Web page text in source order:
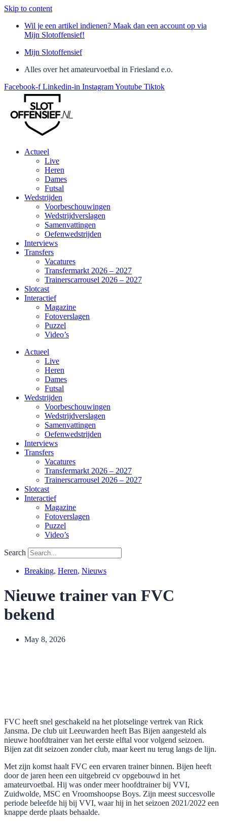
Skip to content
Wil je een artikel indienen? Maak dan een account op via
Mijn Slotoffensief!
Mijn Slotoffensief
Alles over het amateurvoetbal in Friesland e.o.
Facebook-f Linkedin-in InstagramYoutube Tiktok
Actueel
Live
Heren
Dames
Futsal
Wedstrijden
Voorbeschouwingen
Wedstrijdverslagen
Samenvattingen
Oefenwedstrijden
Interviews
Transfers
Vacatures
Transfermarkt 2026 – 2027
Trainerscarrousel 2026 – 2027
Slotcast
Interactief
Magazine
Fotoverslagen
Puzzel
Video’s
Actueel
Live
Heren
Dames
Futsal
Wedstrijden
Voorbeschouwingen
Wedstrijdverslagen
Samenvattingen
Oefenwedstrijden
Interviews
Transfers
Vacatures
Transfermarkt 2026 – 2027
Trainerscarrousel 2026 – 2027
Slotcast
Interactief
Magazine
Fotoverslagen
Puzzel
Video’s
Search
Breaking, Heren, Nieuws
Nieuwe trainer van FVC
bekend
May 8, 2026
FVC heeft snel geschakeld na het plotselinge vertrek van Rick
Jansma. De club uit Leeuwarden heeft Bas Bijen aangesteld als
nieuwe hoofdtrainer van het eerste elftal voor volgend seizoen.
Bijen zat dit seizoen zonder club, maar keert nu terug langs de lijn.
Met zijn komst haalt FVC een ervaren trainer binnen. Bijen heeft
door de jaren heen een uitgebreid cv opgebouwd in het
amateurvoetbal. Hij was onder meer hoofdtrainer bij VVI,
Zuidwolde, MSC en Vroomshoopse Boys. Zijn meest succesvolle
periode beleefde hij bij VVI, waar hij in het seizoen 2021/2022 een
knappe derde plaats behaalde.